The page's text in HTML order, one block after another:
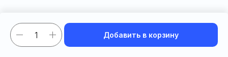
Добавить в корзину